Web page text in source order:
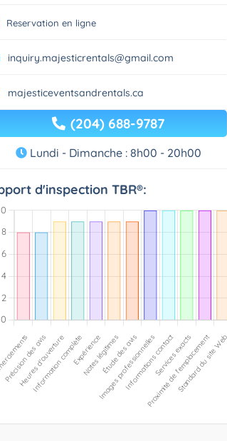
Reservation en ligne
inquiry.majesticrentals@gmail.com
majesticeventsandrentals.ca
(204) 688-9787
Lundi - Dimanche : 8h00 - 20h00
d'inspection TBR®: